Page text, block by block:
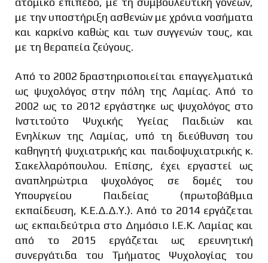
με την υποστήριξη ασθενών με χρόνια νοσήματα
και καρκίνο καθώς και των συγγενών τους, και
με τη θεραπεία ζεύγους.
Από το 2002 δραστηριοποιείται επαγγελματικά
ως ψυχολόγος στην πόλη της Λαμίας. Από το
2002 ως το 2012 εργάστηκε ως ψυχολόγος στο
Ινστιτούτο Ψυχικής Υγείας Παιδιών και
Ενηλίκων της Λαμίας, υπό τη διεύθυνση του
καθηγητή ψυχιατρικής και παιδοψυχιατρικής κ.
Σακελλαρόπουλου. Επίσης, έχει εργαστεί ως
αναπληρώτρια ψυχολόγος σε δομές του
Υπουργείου Παιδείας (πρωτοβάθμια
εκπαίδευση, Κ.Ε.Δ.Δ.Υ.). Από το 2014 εργάζεται
ως εκπαιδεύτρια στο Δημόσιο Ι.Ε.Κ. Λαμίας και
από το 2015 εργάζεται ως ερευνητική
συνεργάτιδα του Τμήματος Ψυχολογίας του